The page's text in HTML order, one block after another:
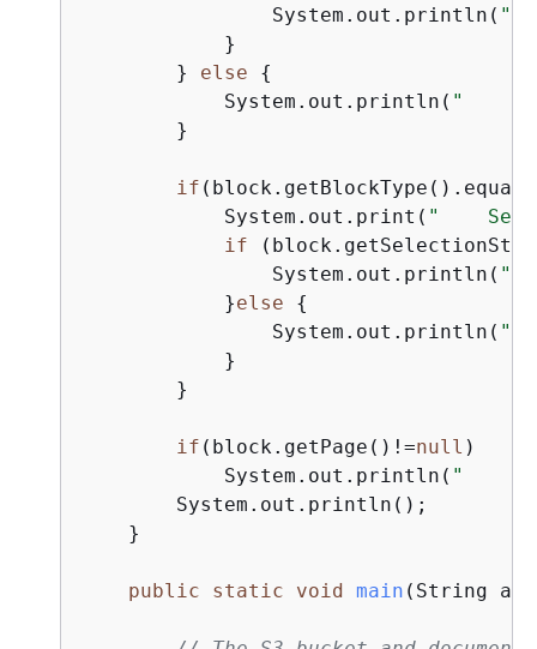
                System.out.println(
"
            }
        }
else
{
            System.out.println(
"
        }
if
            System.out.print(
"
if
                System.out.println(
            }
else
{
                System.out.println(
"
            }
        }
if (block.getPage()!=null )
            System.out.println(
"
        System.out.println();
    }
public static void main (String